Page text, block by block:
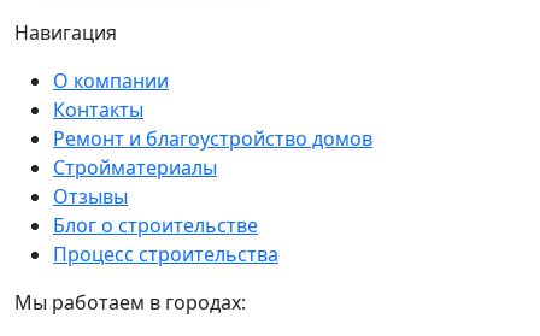
Навигация
О компании
Контакты
Ремонт и благоустройство домов
Стройматериалы
Отзывы
Блог о строительстве
Процесс строительства
Мы работаем в городах: